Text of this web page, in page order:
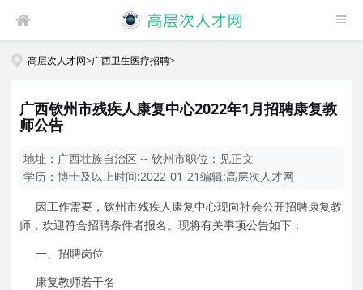
高层次人才网>广西卫生医疗招聘>
广西钦州市残疾人康复中心2022年1月招聘康复教
师公告
地址： 广西壮族自治区 -- 钦州市职位： 见正文
学历：博士及以上时间:2022-01-21编辑:高层次人才网
因工作需要，钦州市残疾人康复中心现向社会公开招聘康复教
师，欢迎符合招聘条件者报名。现将有关事项公告如下：
一、招聘岗位
康复教师若干名